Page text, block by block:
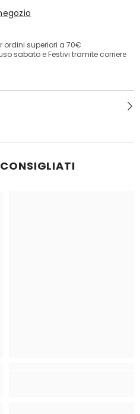
ordini superiori a 70€
sabato e Festivi tramite corriere